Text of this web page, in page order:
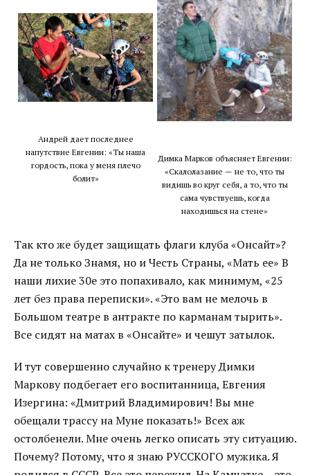
Андрей дает последнее
напутствие Евгении: «Ты наша
гордость, пока у меня плечо
болит»
Димка Марков объясняет Евгении:
«Скалолазание — не то, что ты
видишь во круг себя, а то, что ты
сама чувствуешь, когда
находишься на стене»
Так кто же будет защищать флаги клуба «Онсайт»?
Да не только Знамя, но и Честь Страны, «Мать ее» В
наши лихие 30е это попахивало, как минимум, «25
лет без права переписки». «Это вам не мелочь в
Большом театре в антракте по карманам тырить».
Все сидят на матах в «Онсайте» и чешут затылок.
И тут совершенно случайно к тренеру Димки
Маркову подбегает его воспитанница, Евгения
Изергина: «Дмитрий Владимирович! Вы мне
обещали трассу на Муне показать!» Всех аж
остолбенели. Мне очень легко описать эту ситуацию.
Почему? Потому, что я знаю РУССКОГО мужика. Я